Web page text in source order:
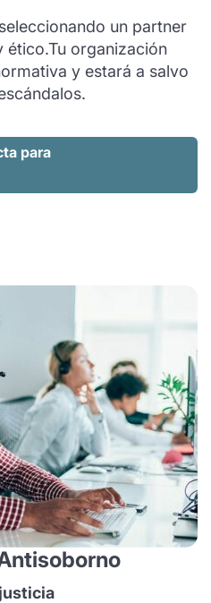
un partner
ético.Tu organización
y estará a salvo
para